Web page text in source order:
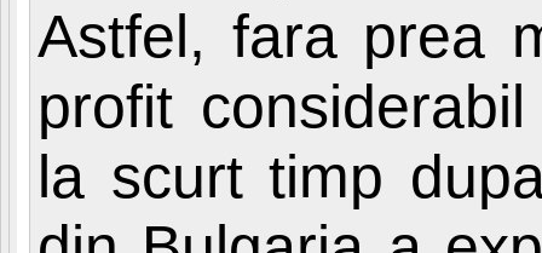
Astfel, fara prea
profit
la scurt timp